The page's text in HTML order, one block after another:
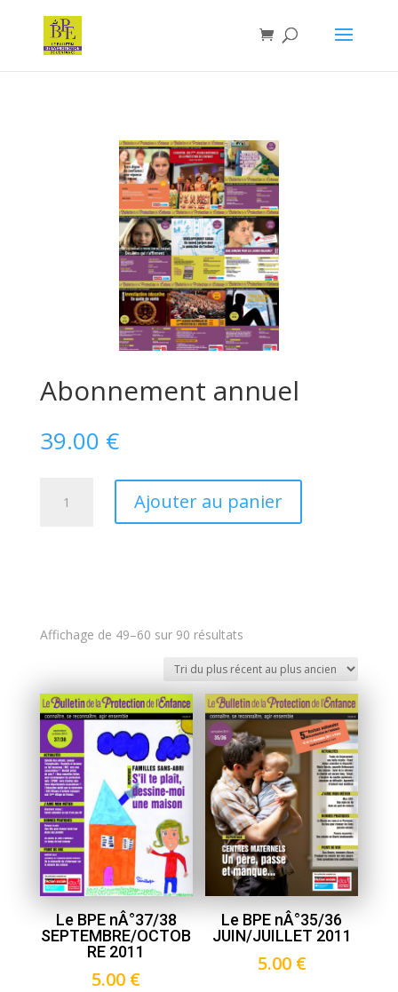
Abonnement annuel
39.00 €
Ajouter au panier
Affichage de 49–60 sur 90 résultatsTrié
plus
récent
au
plus
ancien
Le BPE nÂ°37/38
SEPTEMBRE/OCTOB
RE 2011
5.00 €
Le BPE nÂ°35/36
JUIN/JUILLET 2011
5.00 €